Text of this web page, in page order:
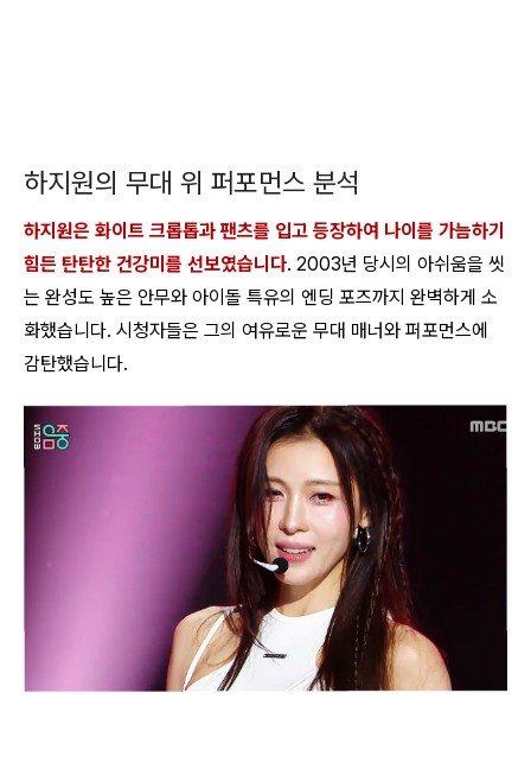
하지원의 무대 위 퍼포먼스 분석
하지원은 화이트 크롭톱과 팬츠를 입고 등장하여 나이를 가늠하기
힘든 탄탄한 건강미를 선보였습니다. 2003년 당시의 아쉬움을 씻
는 완성도 높은 안무와 아이돌 특유의 엔딩 포즈까지 완벽하게 소
화했습니다. 시청자들은 그의 여유로운 무대 매너와 퍼포먼스에
감탄했습니다.